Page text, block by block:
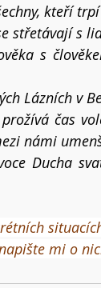
kteří
střetávají s
s
Lázních v
čas
námi
Ducha
mi o